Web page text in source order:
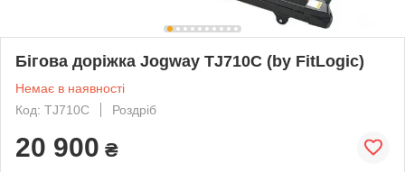
Бігова доріжка Jogway TJ710C (by FitLogic)
Немає в наявності
Код: TJ710C
Роздріб
20 900 ₴